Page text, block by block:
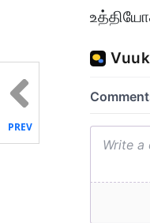
PREV